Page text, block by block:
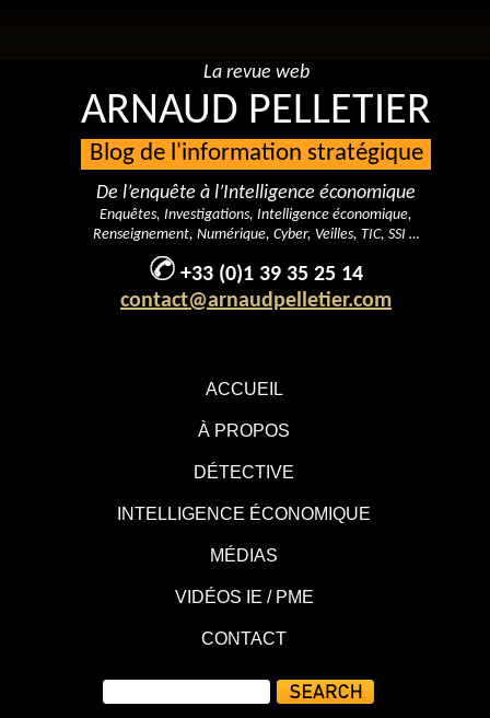
ACCUEIL
À PROPOS
DÉTECTIVE
INTELLIGENCE ÉCONOMIQUE
MÉDIAS
VIDÉOS IE / PME
CONTACT
La revue web
ARNAUD PELLETIER
Blog de l'information stratégique
De l’enquête à l’Intelligence économique
Enquêtes, Investigations, Intelligence économique,
Renseignement, Numérique, Cyber, Veilles, TIC, SSI …
+33 (0)1 39 35 25 14
contact@arnaudpelletier.com